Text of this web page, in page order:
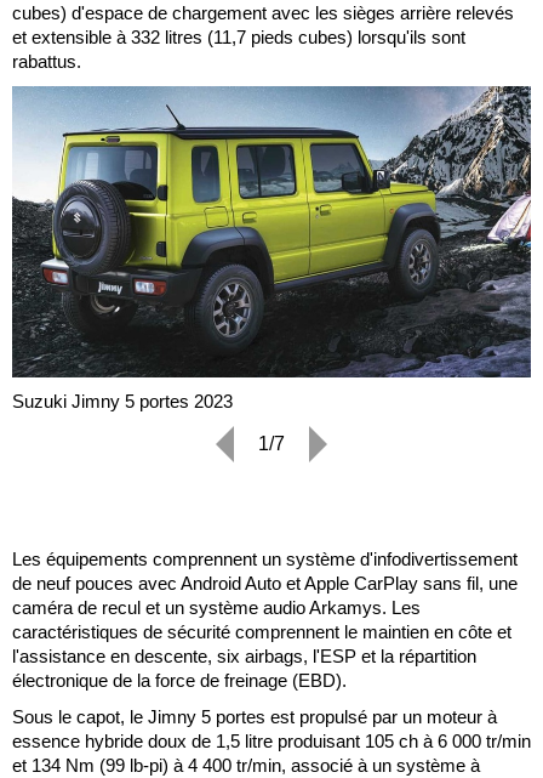
cubes) d'espace de chargement avec les sièges arrière relevés
et extensible à 332 litres (11,7 pieds cubes) lorsqu'ils sont
rabattus.
Suzuki Jimny 5 portes 2023
1/7
Les équipements comprennent un système d'infodivertissement
de neuf pouces avec Android Auto et Apple CarPlay sans fil, une
caméra de recul et un système audio Arkamys. Les
caractéristiques de sécurité comprennent le maintien en côte et
l'assistance en descente, six airbags, l'ESP et la répartition
électronique de la force de freinage (EBD).
Sous le capot, le Jimny 5 portes est propulsé par un moteur à
essence hybride doux de 1,5 litre produisant 105 ch à 6 000 tr/min
et 134 Nm (99 lb-pi) à 4 400 tr/min, associé à un système à